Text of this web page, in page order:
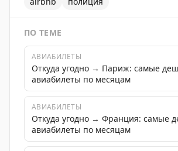
ПО ТЕМЕ
АВИАБИЛЕТЫ
Откуда угодно → Париж: самые
авиабилеты по месяцам
АВИАБИЛЕТЫ
Откуда угодно → Франция: самые
авиабилеты по месяцам